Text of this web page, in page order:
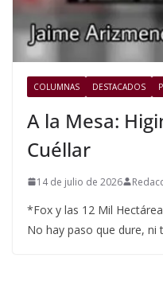
COLUMNAS DESTACADOS
A la Mesa:
Cuéllar
14 de julio de 2026
*Fox y las 12 Mil
No hay paso que dure,